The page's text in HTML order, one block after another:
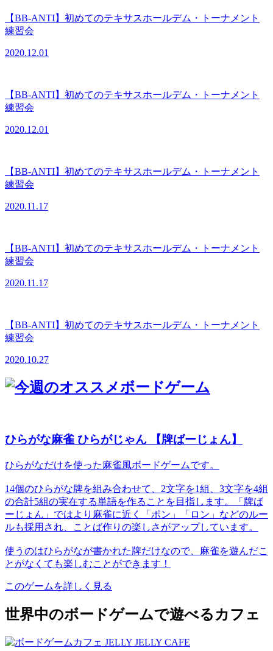
【BB-ANTI】初めてのテキサスホールデム・トーナメント
練習会
2020.12.01
【BB-ANTI】初めてのテキサスホールデム・トーナメント
練習会
2020.12.01
【BB-ANTI】初めてのテキサスホールデム・トーナメント
練習会
2020.11.17
【BB-ANTI】初めてのテキサスホールデム・トーナメント
練習会
2020.11.17
【BB-ANTI】初めてのテキサスホールデム・トーナメント
練習会
2020.10.27
ひらがな麻雀 ひらがじゃん 【牌ばーじょん】
ひらがなだけを使った麻雀風ボードゲームです。
14個のひらがな牌を組み合わせて、2文字を1組、3文字を4組
の合計5組の実在する単語を作ることを目指します。「牌ば
ーじょん」ではより麻雀に近く「ポン」「ロン」などのルー
ルも採用され、ことば作りの楽しさがアップしています。
使うのはひらがなが書かれた牌だけなので、麻雀を遊んだこ
とがなくても楽しむことができます！
このゲームを詳しく見る
世界中のボードゲームで遊べるカフェ